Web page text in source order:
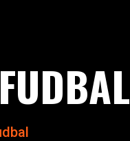
FUDBAL